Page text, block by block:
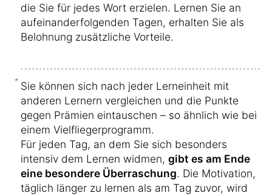
die Sie für jedes Wort erzielen. Lernen Sie an
aufeinanderfolgenden Tagen, erhalten Sie als
Belohnung zusätzliche Vorteile.
Sie können sich nach jeder Lerneinheit mit
anderen Lernern vergleichen und die Punkte
gegen Prämien eintauschen – so ähnlich wie bei
einem Vielfliegerprogramm.
Für jeden Tag, an dem Sie sich besonders
intensiv dem Lernen widmen, gibt es am Ende
eine besondere Überraschung. Die Motivation,
täglich länger zu lernen als am Tag zuvor, wird